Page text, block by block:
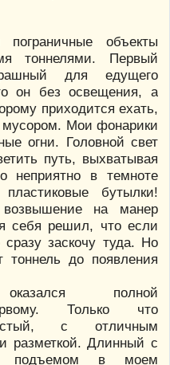
пограничные объекты
тоннелями. Первый
для едущего
он без освещения, а
приходится ехать,
мусором. Мои фонарики
огни. Головной свет
путь, выхватывая
неприятно в темноте
бутылки!
возвышение на манер
себя решил, что если
заскочу туда. Но
тоннель до появления
полной
Только что
с отличным
разметкой. Длинный с
подъемом в моем